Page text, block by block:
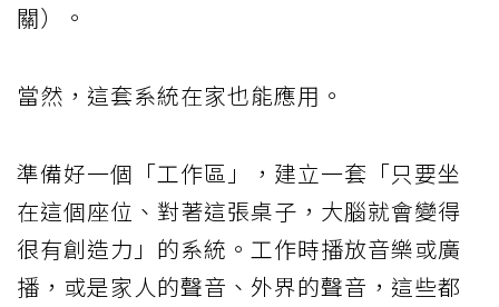
關）。
當然，這套系統在家也能應用。
準備好一個「工作區」，建立一套「只要坐
在這個座位、對著這張桌子，大腦就會變得
很有創造力」的系統。工作時播放音樂或廣
播，或是家人的聲音、外界的聲音，這些都